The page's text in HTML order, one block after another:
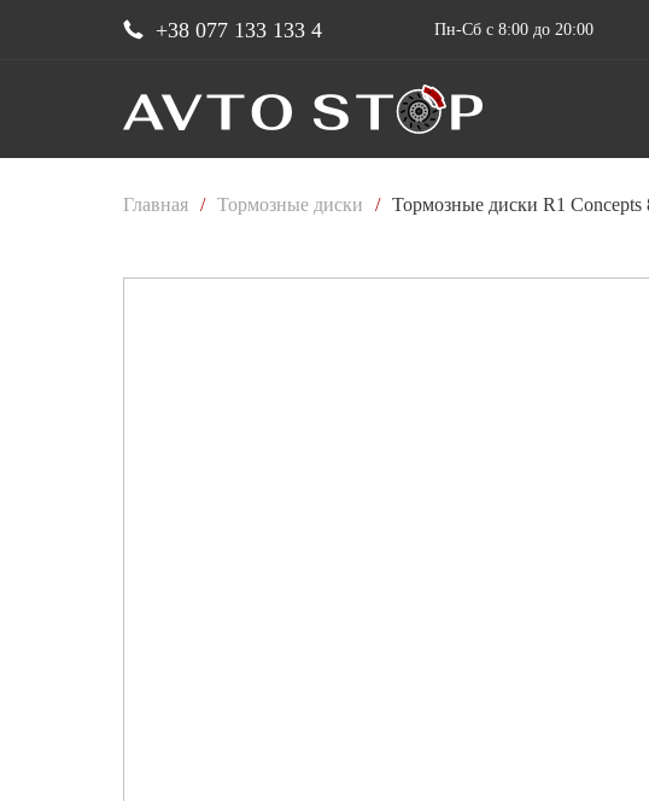
+38 077 133 133 4 Пн-Сб с 8:00 до 20:00
Главная / Тормозные диски / Тормозные диски R1 Concepts